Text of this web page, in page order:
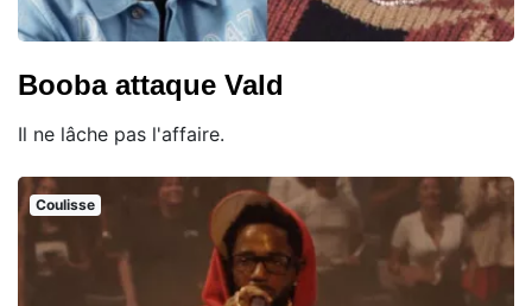
Booba attaque Vald
Il ne lâche pas l'affaire.
Coulisse